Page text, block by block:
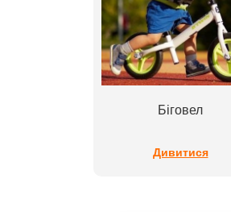
Біговел
Дивитися